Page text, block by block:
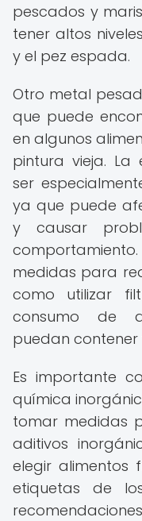
pescados y
tener altos
y el pez espada.
Otro metal
que puede
en algunos
pintura vieja. La
ser
ya que puede
y causar
medidas para
como utilizar
consumo de
puedan
Es importante
química
tomar medidas
aditivos
elegir alimentos
etiquetas de